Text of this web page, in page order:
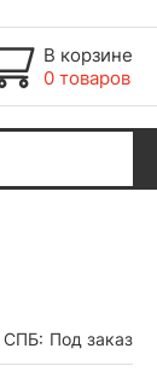
В корзине
0 товаров
СПБ: Под заказ